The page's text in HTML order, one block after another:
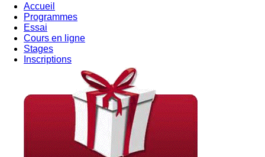
Accueil
Programmes
Essai
Cours en ligne
Stages
Inscriptions